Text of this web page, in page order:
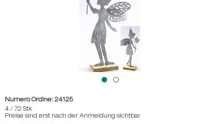
Numero Ordine: 24125
4 / 72 Stk
Preise sind erst nach der Anmeldung sichtbar.